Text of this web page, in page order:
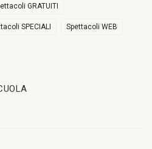
GRATUITI
SPECIALI Spettacoli WEB